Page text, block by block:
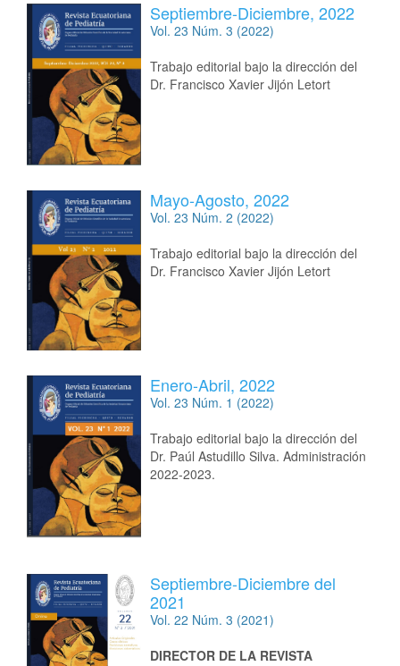
Septiembre-Diciembre, 2022
Vol. 23 Núm. 3 (2022)
Trabajo editorial bajo la dirección del
Dr. Francisco Xavier Jijón Letort
Mayo-Agosto, 2022
Vol. 23 Núm. 2 (2022)
Trabajo editorial bajo la dirección del
Dr. Francisco Xavier Jijón Letort
Enero-Abril, 2022
Vol. 23 Núm. 1 (2022)
Trabajo editorial bajo la dirección del
Dr. Paúl Astudillo Silva. Administración
2022-2023.
Septiembre-Diciembre del
2021
Vol. 22 Núm. 3 (2021)
DIRECTOR DE LA REVISTA